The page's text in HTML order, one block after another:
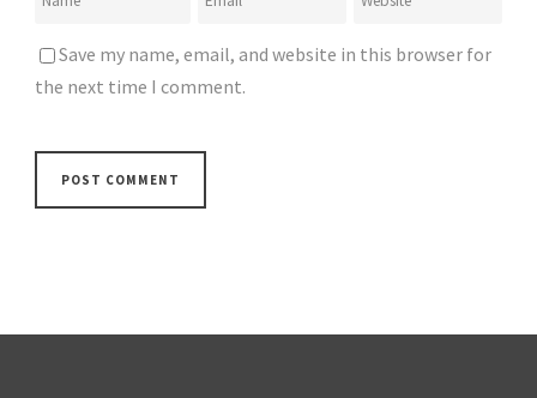
Save my name, email, and website in this browser for
the next time I comment.